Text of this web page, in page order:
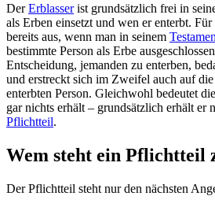
DerErblasserist grundsätzlich frei in
als Erben einsetzt und wen er enterbt.
bereits aus, wenn man in seinem
bestimmte Person als Erbe
Entscheidung, jemanden zu enterben,
und erstreckt sich im Zweifel auch auf
enterbten Person. Gleichwohl bedeutet
gar nichts erhält – grundsätzlich erhält er
Pflichtteil.
Wem steht ein Pflichtteil
Der Pflichtteil steht nur den nächsten